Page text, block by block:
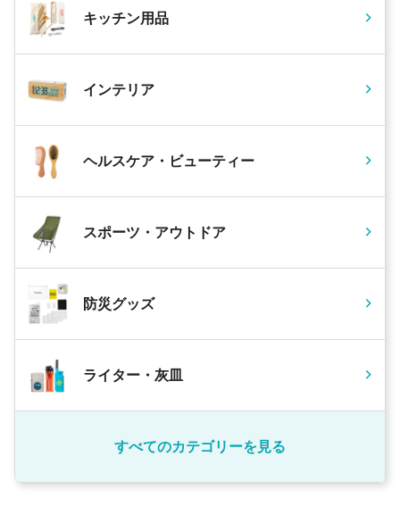
キッチン用品
インテリア
ヘルスケア・ビューティー
スポーツ・アウトドア
防災グッズ
ライター・灰皿
すべてのカテゴリーを見る